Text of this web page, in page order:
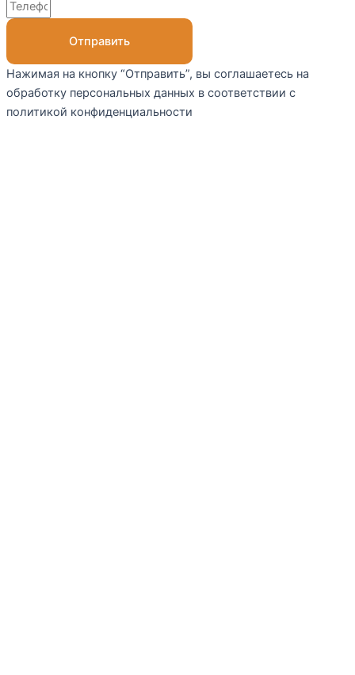
Отправить
Нажимая на кнопку “Отправить”, вы соглашаетесь на
обработку персональных данных в соответствии с
политикой конфиденциальности